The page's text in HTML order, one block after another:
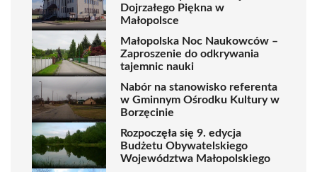
Dojrzałego Piękna w
Małopolsce
Małopolska Noc Naukowców –
Zaproszenie do odkrywania
tajemnic nauki
Nabór na stanowisko referenta
w Gminnym Ośrodku Kultury w
Borzęcinie
Rozpoczęła się 9. edycja
Budżetu Obywatelskiego
Województwa Małopolskiego